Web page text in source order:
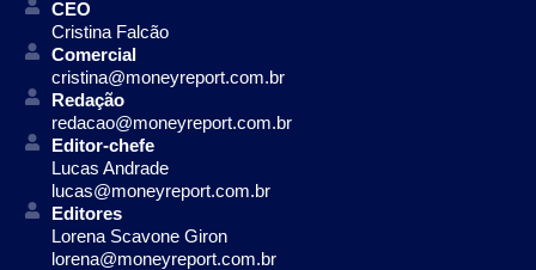
CEO
Cristina Falcão
Comercial
cristina@moneyreport.com.br
Redação
redacao@moneyreport.com.br
Editor-chefe
Lucas Andrade
lucas@moneyreport.com.br
Editores
Lorena Scavone Giron
lorena@moneyreport.com.br